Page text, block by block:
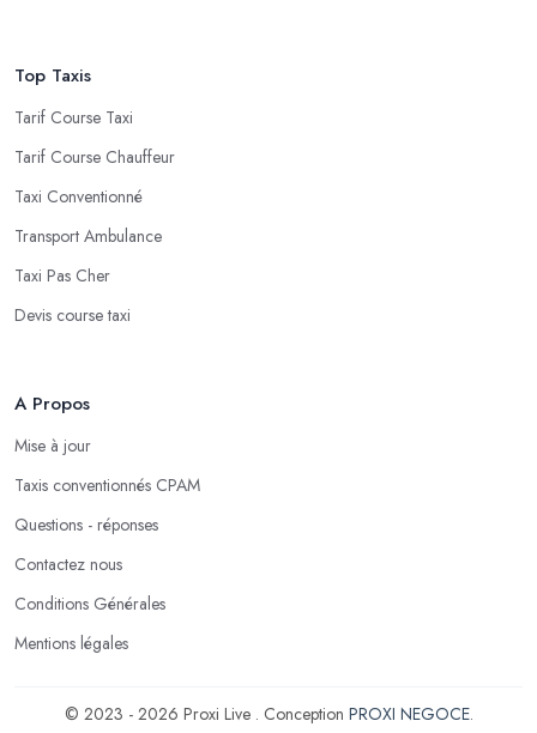
Top Taxis
Tarif Course Taxi
Tarif Course Chauffeur
Taxi Conventionné
Transport Ambulance
Taxi Pas Cher
Devis course taxi
A Propos
Mise à jour
Taxis conventionnés CPAM
Questions - réponses
Contactez nous
Conditions Générales
Mentions légales
© 2023 - 2026 Proxi Live . Conception PROXI NEGOCE.